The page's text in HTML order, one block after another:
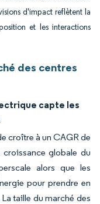
d'impact reflètent la
et les interactions
des centres
capte les
croître à un CAGR de
globale du
alors que les
pour prendre en
taille du marché des